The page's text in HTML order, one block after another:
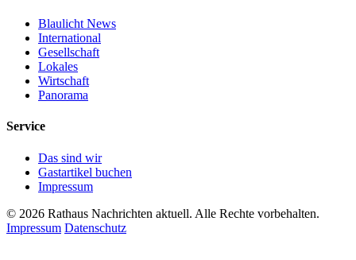
Blaulicht News
International
Gesellschaft
Lokales
Wirtschaft
Panorama
Service
Das sind wir
Gastartikel buchen
Impressum
© 2026 Rathaus Nachrichten aktuell. Alle Rechte vorbehalten.
Impressum Datenschutz